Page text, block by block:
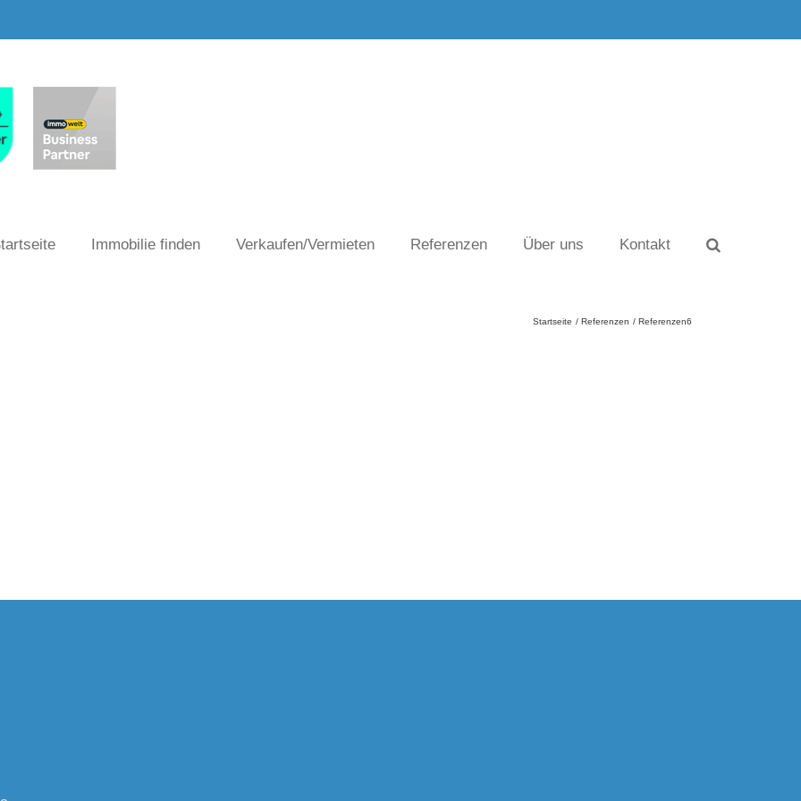
Immobilie finden Verkaufen/Vermieten Referenzen Über uns Kontakt
Startseite Referenzen Referenzen6